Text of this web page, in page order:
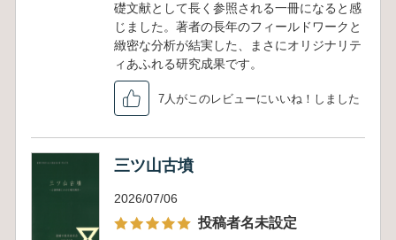
礎文献として長く参照される一冊になると感
じました。著者の長年のフィールドワークと
緻密な分析が結実した、まさにオリジナリテ
ィあふれる研究成果です。
7人がこのレビューにいいね！しました
三ツ山古墳
2026/07/06
投稿者名未設定